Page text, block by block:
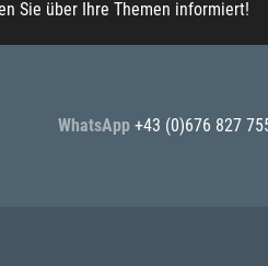
Sie über Ihre Themen informiert!
WhatsApp +43 (0)676 827